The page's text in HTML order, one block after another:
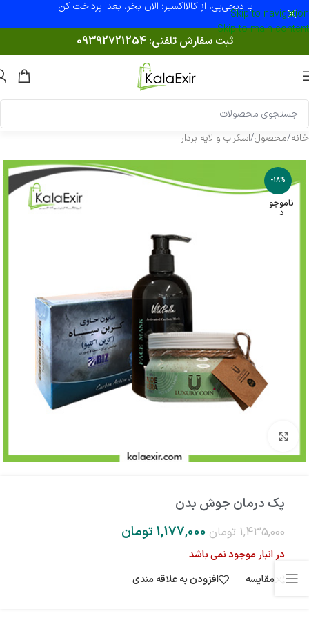
Skip to navigation
Skip to main content
با دیجی‌پی، از کالااکسیر؛ الان بخر، بعدا پرداخت کن!
ثبت سفارش تلفنی:09392721254
خانه/محصول/اسکراب و لایه بردار
-18%
ناموجو
د
پک درمان جوش بدن
1,435,000 تومان 1,177,000 تومان
در انبار موجود نمی باشد
مقایسه
افزودن به علاقه مندی